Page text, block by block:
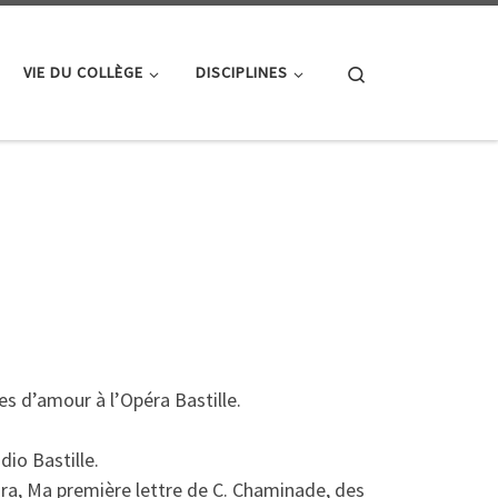
VIE DU COLLÈGE DISCIPLINES
d’amour à l’Opéra Bastille.
Bastille.
Ma première lettre de C. Chaminade, des